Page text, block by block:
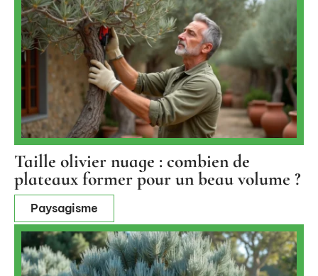
Taille olivier nuage : combien de
plateaux former pour un beau volume ?
Paysagisme